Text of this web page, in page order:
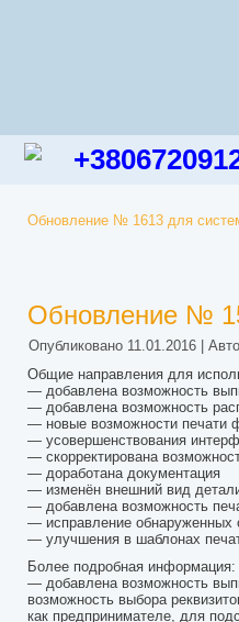
Обновление № 1613 для
Обновление №
Опубликовано 11.01.2016
Общие направления для
— добавлена возможность
— добавлена возможность
— новые возможности печати
— усовершенствования
— скорректирована
— доработана документация
— изменён внешний вид
— добавлена возможность
— исправление обнаруженных
— улучшения в шаблонах
Более подробная информация:
— добавлена возможность
возможность выбора
как предпринимателе, для